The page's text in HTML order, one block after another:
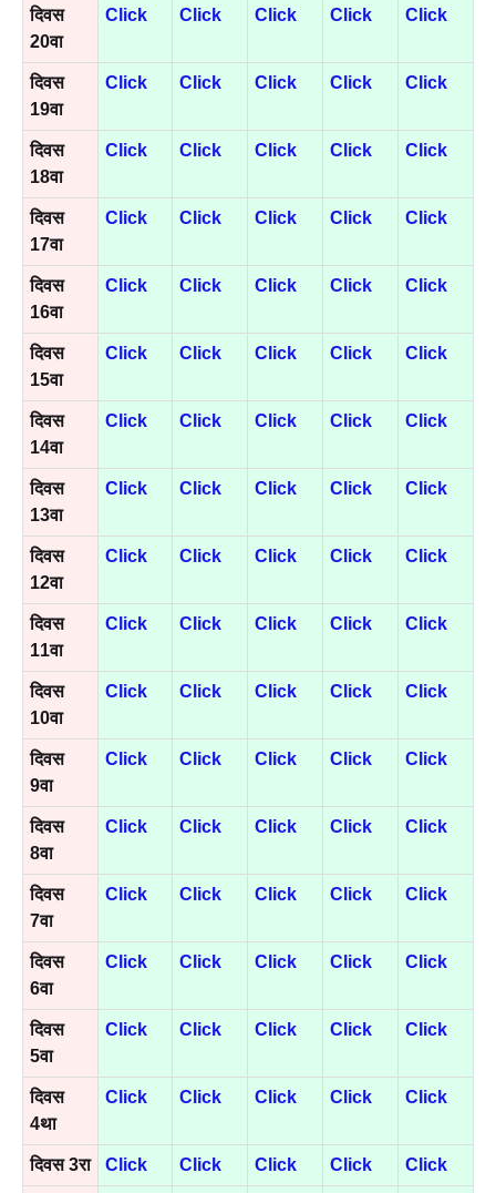
दिवस
20वा
Click Click Click Click Click
दिवस
19वा
Click Click Click Click Click
दिवस
18वा
Click Click Click Click Click
दिवस
17वा
Click Click Click Click Click
दिवस
16वा
Click Click Click Click Click
दिवस
15वा
Click Click Click Click Click
दिवस
14वा
Click Click Click Click Click
दिवस
13वा
Click Click Click Click Click
दिवस
12वा
Click Click Click Click Click
दिवस
11वा
Click Click Click Click Click
दिवस
10वा
Click Click Click Click Click
दिवस
9वा
Click Click Click Click Click
दिवस
8वा
Click Click Click Click Click
दिवस
7वा
Click Click Click Click Click
दिवस
6वा
Click Click Click Click Click
दिवस
5वा
Click Click Click Click Click
दिवस
4था
Click Click Click Click Click
दिवस 3रा Click Click Click Click Click